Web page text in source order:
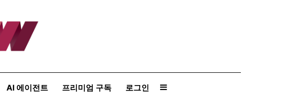
AI 에이전트 프리미엄 구독 로그인 Sidebar